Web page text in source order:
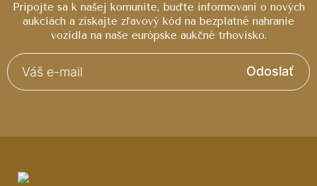
Pripojte sa k našej komunite, buďte informovaní o nových
aukciách a získajte zľavový kód na bezplatné nahranie
vozidla na naše európske aukčné trhovisko.
Odoslať